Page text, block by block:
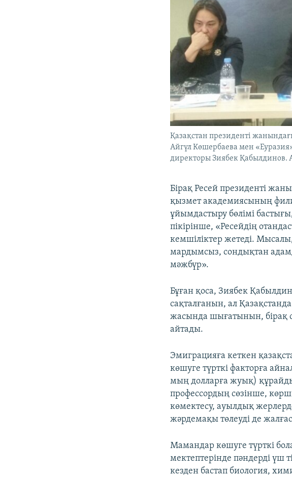
Қазақстан президенті
Айгүл Көшербаева мен
директоры Зиябек Қабылдинов.
Бірақ Ресей президенті
қызмет академиясының
ұйымдастыру бөлімі
пікірінше, «Ресейдің
кемшіліктер жетеді.
мардымсыз, сондықтан
мәжбүр».
Бұған қоса, Зиябек
сақталғанын, ал
жасында шығатынын, бірақ
айтады.
Эмиграцияға кеткен
көшуге түрткі факторға
мың долларға жуық)
профессордың сөзінше,
көмектесу, ауылдық
жәрдемақы төлеуді де
Мамандар көшуге түрткі
мектептерінде пәндерді үш
кезден бастап биология,